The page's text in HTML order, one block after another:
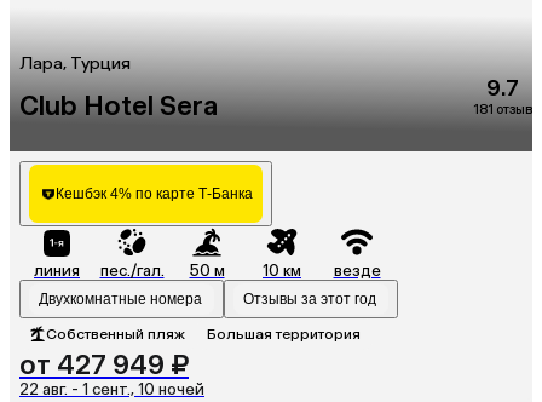
Лара, Турция
Club Hotel Sera
9.7
181 отзыв
Кешбэк 4% по карте Т-Банка
линия пес./гал. 50 м 10 км везде
Двухкомнатные номера Отзывы за этот год
Собственный пляж Большая территория
от 427 949 ₽
22 авг. - 1 сент., 10 ночей